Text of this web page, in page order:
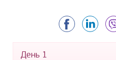
Facebook
День 1